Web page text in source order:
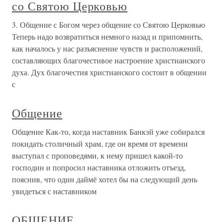
со Святою Церковью
3. Общение с Богом через общение со Святою Церковью
Теперь надо возвратиться немного назад и припомнить,
как началось у нас разъяснение чувств и расположений,
составляющих благочестивое настроение христианского
духа. Дух благочестия христианского состоит в общении
с
Общение
Общение Как-то, когда наставник Банкэй уже собирался
покидать столичный храм, где он время от времени
выступал с проповедями, к нему пришел какой-то
господин и попросил наставника отложить отъезд,
пояснив, что один даймё хотел бы на следующий день
увидеться с наставником